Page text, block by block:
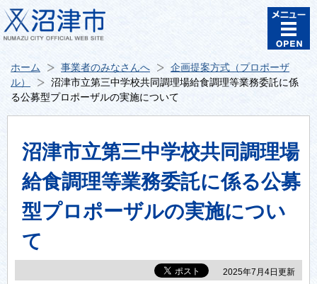
ホーム 事業者のみなさんへ
企画提案方式（プロポーザ
ル）
沼津市立第三中学校共同調理場給食調理等業務委託に係
る公募型プロポーザルの実施について
沼津市立第三中学校共同調理場
給食調理等業務委託に係る公募
型プロポーザルの実施につい
て
2025年7月4日更新